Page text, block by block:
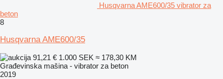
Husqvarna AME600/35 vibrator za
beton
8
Husqvarna AME600/35
91,21 € 1.000 SEK ≈ 178,30 KM
Građevinska mašina - vibrator za beton
2019